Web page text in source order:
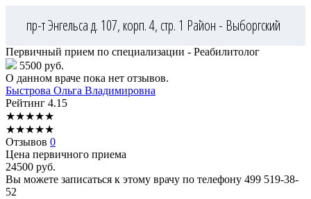
пр-т Энгельса д. 107, корп. 4, стр. 1 Район - Выборгский
Первичный прием по специализации - Реабилитолог
5500 руб.
О данном враче пока нет отзывов.
Быстрова Ольга Владимировна
Рейтинг 4.15
★★★★★
★★★★★
Отзывов 0
Цена первичного приема
24500 руб.
Вы можете записаться к этому врачу по телефону 499 519-38-
52